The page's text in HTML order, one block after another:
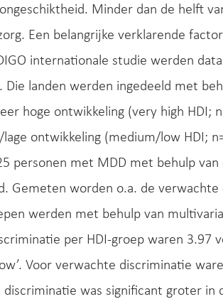
Minder dan de helft
Een belangrijke verklarende
internationale studie werden
Die landen werden ingedeeld met
hoge ontwikkeling (very high HDI;
lage ontwikkeling (medium/low HDI;
personen met MDD met behulp van
Gemeten worden o.a. de
werden met behulp van
per HDI-groep waren 3.97
Voor verwachte discriminatie
was significant groter in